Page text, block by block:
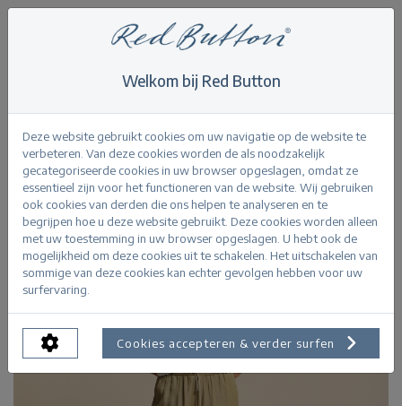
> Top Ajour Ruffle Sleeve
Terug
Welkom bij Red Button
Deze website gebruikt cookies om uw navigatie op de website te
verbeteren. Van deze cookies worden de als noodzakelijk
gecategoriseerde cookies in uw browser opgeslagen, omdat ze
essentieel zijn voor het functioneren van de website. Wij gebruiken
ook cookies van derden die ons helpen te analyseren en te
begrijpen hoe u deze website gebruikt. Deze cookies worden alleen
met uw toestemming in uw browser opgeslagen. U hebt ook de
mogelijkheid om deze cookies uit te schakelen. Het uitschakelen van
sommige van deze cookies kan echter gevolgen hebben voor uw
surfervaring.
Cookies accepteren & verder surfen